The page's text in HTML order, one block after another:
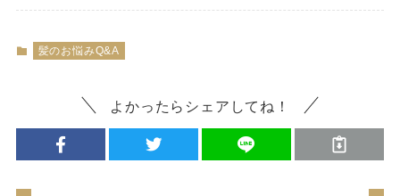
髪のお悩みQ&A
よかったらシェアしてね！